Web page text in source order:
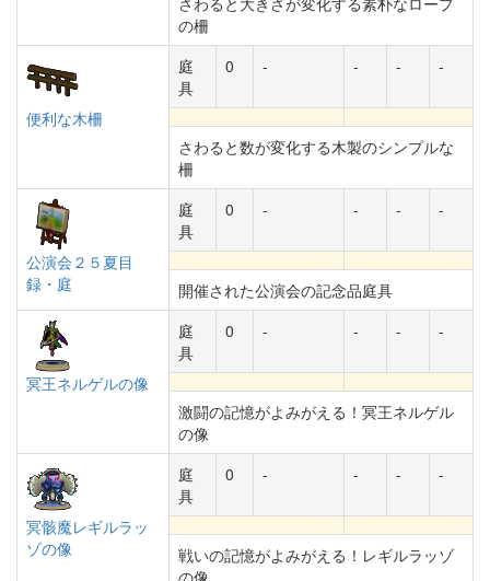
の柵
便利な木柵
庭
具
0 - - - -
さわると数が変化する木製のシンプルな
柵
公演会２５夏目
録・庭
庭
具
0 - - - -
開催された公演会の記念品庭具
冥王ネルゲルの像
庭
具
0 - - - -
激闘の記憶がよみがえる！冥王ネルゲル
の像
冥骸魔レギルラッ
ゾの像
庭
具
0 - - - -
戦いの記憶がよみがえる！レギルラッゾ
の像